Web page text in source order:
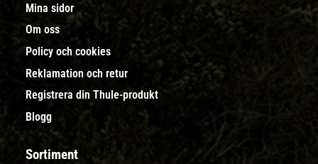
Mina sidor
Om oss
Policy och cookies
Reklamation och retur
Registrera din Thule-produkt
Blogg
Sortiment